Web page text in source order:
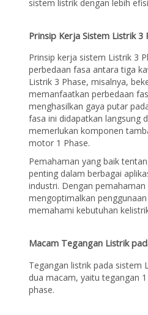
sistem listrik dengan lebih
Prinsip Kerja Sistem Listrik 3
Prinsip kerja sistem Listrik 3
perbedaan fasa antara tiga
Listrik 3 Phase, misalnya,
memanfaatkan perbedaan
menghasilkan gaya putar
fasa ini didapatkan langsung
memerlukan komponen
motor 1 Phase.
Pemahaman yang baik
penting dalam berbagai
industri. Dengan
mengoptimalkan
memahami kebutuhan
Macam Tegangan Listrik
Tegangan listrik pada sistem
dua macam, yaitu tegangan
phase.